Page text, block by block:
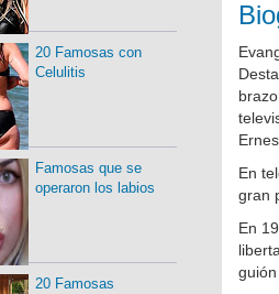
En
gran
En
20 Famosas con
Celulitis
Famosas que se
operaron los labios
20 Famosas